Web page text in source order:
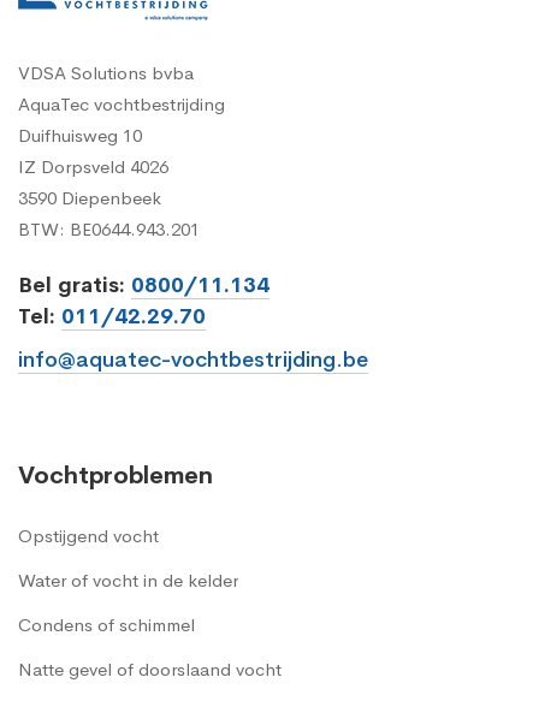
VDSA Solutions bvba
AquaTec vochtbestrijding
Duifhuisweg 10
IZ Dorpsveld 4026
3590 Diepenbeek
BTW: BE0644.943.201
Bel gratis: 0800/11.134
Tel: 011/42.29.70
info@aquatec-vochtbestrijding.be
Vochtproblemen
Opstijgend vocht
Water of vocht in de kelder
Condens of schimmel
Natte gevel of doorslaand vocht